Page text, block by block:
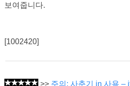
보여줍니다.
[1002420]
>> 주의: 사춘기 in 사용 –